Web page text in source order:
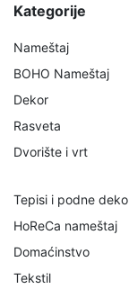
Kategorije
Nameštaj
BOHO Nameštaj
Dekor
Rasveta
Dvorište i vrt
Tepisi i podne
HoReCa nameštaj
Domaćinstvo
Tekstil